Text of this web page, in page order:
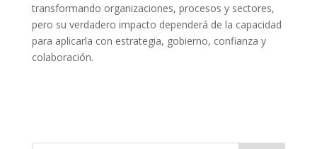
transformando organizaciones, procesos y sectores,
pero su verdadero impacto dependerá de la capacidad
para aplicarla con estrategia, gobierno, confianza y
colaboración.